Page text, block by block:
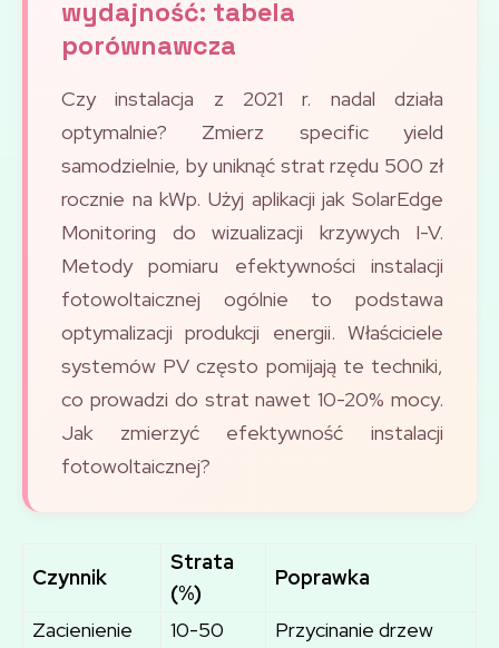
wydajność: tabela
porównawcza
Czy instalacja z 2021 r. nadal działa
optymalnie? Zmierz specific yield
samodzielnie, by uniknąć strat rzędu 500 zł
rocznie na kWp. Użyj aplikacji jak SolarEdge
Monitoring do wizualizacji krzywych I-V.
Metody pomiaru efektywności instalacji
fotowoltaicznej ogólnie to podstawa
optymalizacji produkcji energii. Właściciele
systemów PV często pomijają te techniki,
co prowadzi do strat nawet 10-20% mocy.
Jak zmierzyć efektywność instalacji
fotowoltaicznej?
Czynnik
Strata
(%)
Poprawka
Zacienienie 10-50
Przycinanie drzew